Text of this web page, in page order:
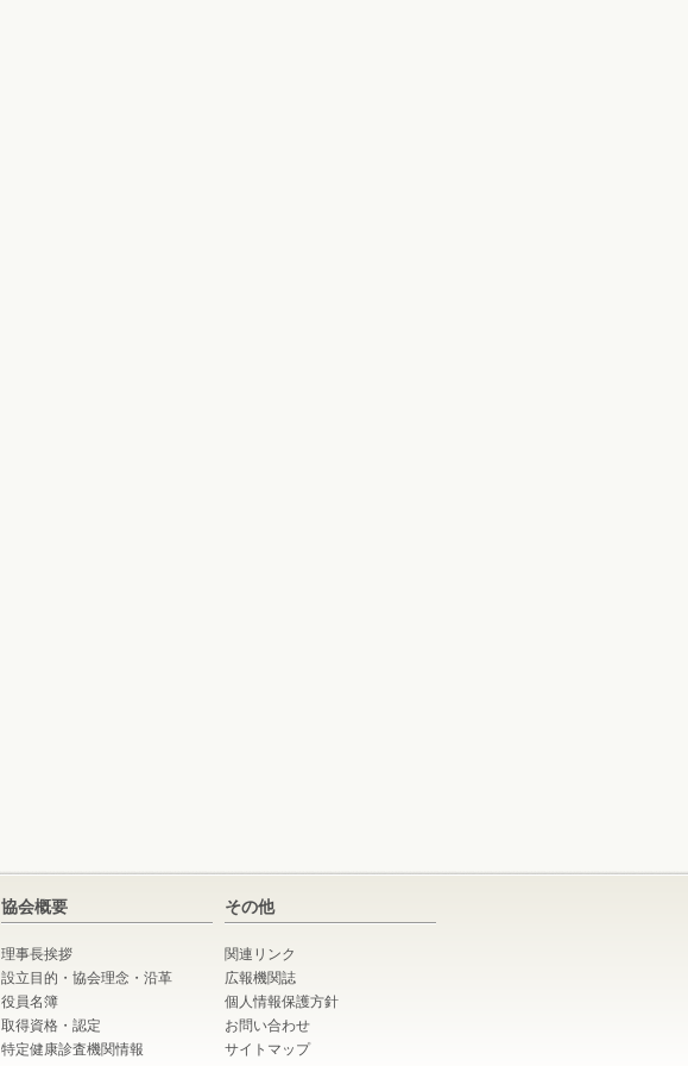
協会概要
理事長挨拶
設立目的・協会理念・沿革
役員名簿
取得資格・認定
特定健康診査機関情報
その他
関連リンク
広報機関誌
個人情報保護方針
お問い合わせ
サイトマップ